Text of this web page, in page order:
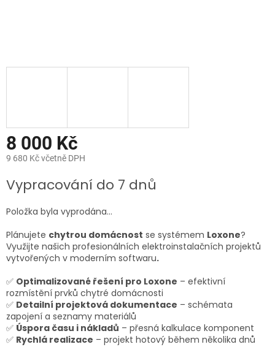
8 000 Kč
9 680 Kč včetně DPH
cena:
Vypracování do 7 dnů
Položka byla vyprodána…
Plánujete chytrou domácnost se systémem Loxone?
Využijte našich profesionálních elektroinstalačních projektů
vytvořených v moderním softwaru.
✅ Optimalizované řešení pro Loxone – efektivní
rozmístění prvků chytré domácnosti
✅ Detailní projektová dokumentace – schémata
zapojení a seznamy materiálů
✅ Úspora času i nákladů – přesná kalkulace komponent
✅ Rychlá realizace – projekt hotový během několika dnů